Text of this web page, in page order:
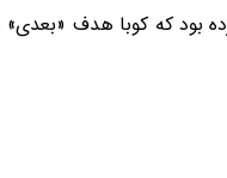
بود که کوبا هدف